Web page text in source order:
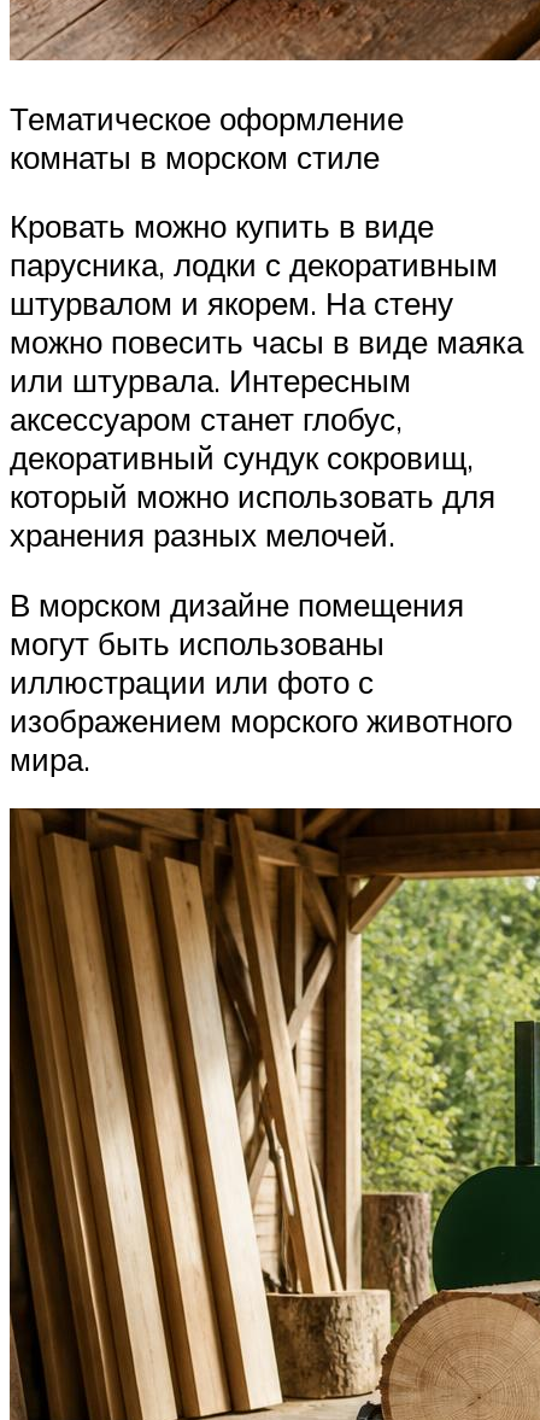
Тематическое оформление
комнаты в морском стиле
Кровать можно купить в виде
парусника, лодки с декоративным
штурвалом и якорем. На стену
можно повесить часы в виде маяка
или штурвала. Интересным
аксессуаром станет глобус,
декоративный сундук сокровищ,
который можно использовать для
хранения разных мелочей.
В морском дизайне помещения
могут быть использованы
иллюстрации или фото с
изображением морского животного
мира.